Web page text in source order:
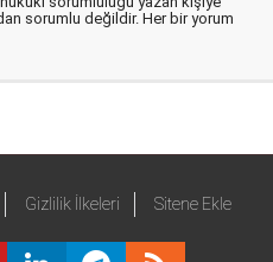
sorumlu değildir. Her bir yorum
Gizlilik İlkeleri Sitene Ekle